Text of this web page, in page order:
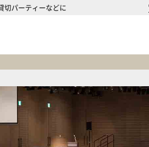
切パーティーなどに